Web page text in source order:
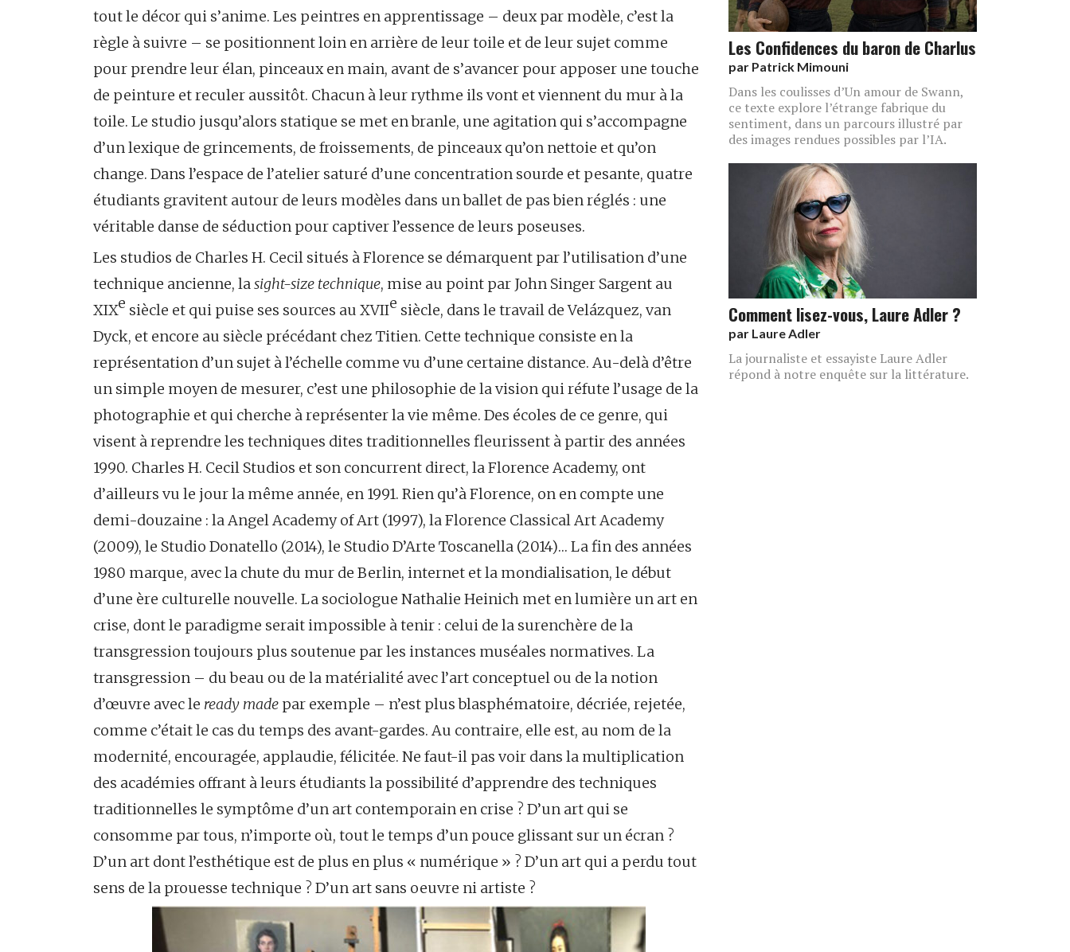
tout le décor qui s’anime. Les peintres en apprentissage – deux par modèle, c’est la
règle à suivre – se positionnent loin en arrière de leur toile et de leur sujet comme
pour prendre leur élan, pinceaux en main, avant de s’avancer pour apposer une touche
de peinture et reculer aussitôt. Chacun à leur rythme ils vont et viennent du mur à la
toile. Le studio jusqu’alors statique se met en branle, une agitation qui s’accompagne
d’un lexique de grincements, de froissements, de pinceaux qu’on nettoie et qu’on
change. Dans l’espace de l’atelier saturé d’une concentration sourde et pesante, quatre
étudiants gravitent autour de leurs modèles dans un ballet de pas bien réglés : une
véritable danse de séduction pour captiver l’essence de leurs poseuses.
Les studios de Charles H. Cecil situés à Florence se démarquent par l’utilisation d’une
technique ancienne, la sight-size technique, mise au point par John Singer Sargent au
XIXe siècle et qui puise ses sources au XVIIe siècle, dans le travail de Velázquez, van
Dyck, et encore au siècle précédant chez Titien. Cette technique consiste en la
représentation d’un sujet à l’échelle comme vu d’une certaine distance. Au-delà d’être
un simple moyen de mesurer, c’est une philosophie de la vision qui réfute l’usage de la
photographie et qui cherche à représenter la vie même. Des écoles de ce genre, qui
visent à reprendre les techniques dites traditionnelles fleurissent à partir des années
1990. Charles H. Cecil Studios et son concurrent direct, la Florence Academy, ont
d’ailleurs vu le jour la même année, en 1991. Rien qu’à Florence, on en compte une
demi-douzaine : la Angel Academy of Art (1997), la Florence Classical Art Academy
(2009), le Studio Donatello (2014), le Studio D’Arte Toscanella (2014)… La fin des années
1980 marque, avec la chute du mur de Berlin, internet et la mondialisation, le début
d’une ère culturelle nouvelle. La sociologue Nathalie Heinich met en lumière un art en
crise, dont le paradigme serait impossible à tenir : celui de la surenchère de la
transgression toujours plus soutenue par les instances muséales normatives. La
transgression – du beau ou de la matérialité avec l’art conceptuel ou de la notion
d’œuvre avec le ready made par exemple – n’est plus blasphématoire, décriée, rejetée,
comme c’était le cas du temps des avant-gardes. Au contraire, elle est, au nom de la
modernité, encouragée, applaudie, félicitée. Ne faut-il pas voir dans la multiplication
des académies offrant à leurs étudiants la possibilité d’apprendre des techniques
traditionnelles le symptôme d’un art contemporain en crise ? D’un art qui se
consomme par tous, n’importe où, tout le temps d’un pouce glissant sur un écran ?
D’un art dont l’esthétique est de plus en plus « numérique » ? D’un art qui a perdu tout
sens de la prouesse technique ? D’un art sans oeuvre ni artiste ?
Les Confidences du baron de Charlus
par Patrick Mimouni
Dans les coulisses d’Un amour de Swann,
ce texte explore l’étrange fabrique du
sentiment, dans un parcours illustré par
des images rendues possibles par l’IA.
Comment lisez-vous, Laure Adler ?
par Laure Adler
La journaliste et essayiste Laure Adler
répond à notre enquête sur la littérature.